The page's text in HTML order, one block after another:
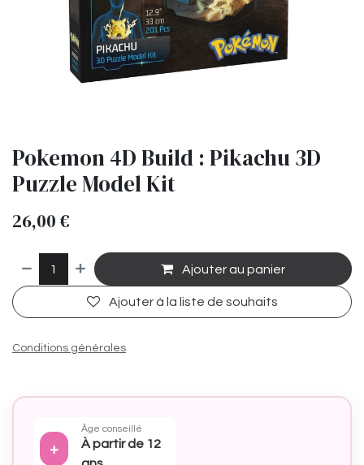
Pokemon 4D Build : Pikachu 3D
Puzzle Model Kit
26,00 €
Ajouter au panier
Ajouter à la liste de souhaits
Conditions générales
+
Âge conseillé
À partir de 12